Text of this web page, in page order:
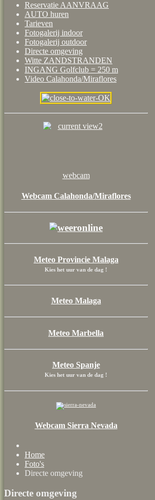
Reservatie AANVRAAG
AUTO huren
Tarieven
Fotogalerij indoor
Fotogalerij outdoor
Directe omgeving
Witte ZANDSTRANDEN
INGANG Golfclub = 250 m
Video Calahonda/Miraflores
webcam
Webcam Calahonda/Miraflores
Meteo Provincie Malaga
Kies het uur van de dag !
Meteo Malaga
Meteo Marbella
Meteo Spanje
Kies het uur van de dag !
Webcam Sierra Nevada
Home
Foto's
Directe omgeving
Directe omgeving